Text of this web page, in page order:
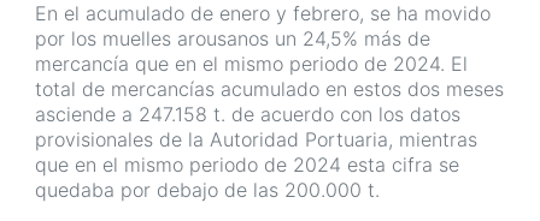
En el acumulado de enero y febrero, se ha movido
por los muelles arousanos un 24,5% más de
mercancía que en el mismo periodo de 2024. El
total de mercancías acumulado en estos dos meses
asciende a 247.158 t. de acuerdo con los datos
provisionales de la Autoridad Portuaria, mientras
que en el mismo periodo de 2024 esta cifra se
quedaba por debajo de las 200.000 t.